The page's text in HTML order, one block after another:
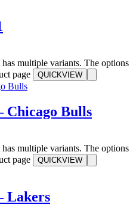
multiple variants. The options
page
QUICKVIEW
Chicago Bulls
multiple variants. The options
page
QUICKVIEW
Lakers